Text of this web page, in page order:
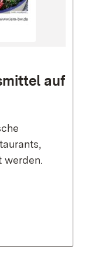
auf
werden.